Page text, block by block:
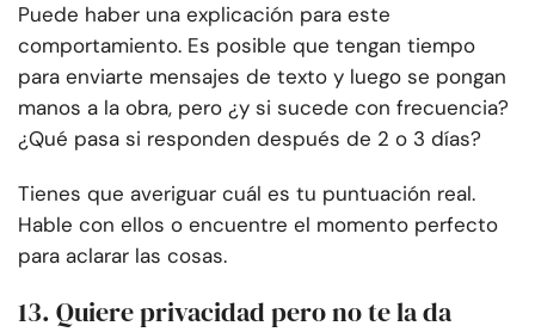
Puede haber una explicación para este
comportamiento. Es posible que tengan tiempo
para enviarte mensajes de texto y luego se pongan
manos a la obra, pero ¿y si sucede con frecuencia?
¿Qué pasa si responden después de 2 o 3 días?
Tienes que averiguar cuál es tu puntuación real.
Hable con ellos o encuentre el momento perfecto
para aclarar las cosas.
13. Quiere privacidad pero no te la da